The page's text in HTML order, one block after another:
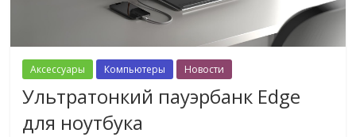
Аксессуары Компьютеры Новости
Ультратонкий пауэрбанк Edge
для ноутбука